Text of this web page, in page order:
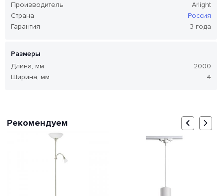
Производитель
Arlight
Страна
Россия
Гарантия
3 года
Размеры
Длина, мм
2000
Ширина, мм
4
Рекомендуем